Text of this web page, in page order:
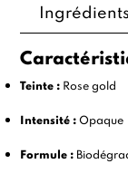
Ingrédients
Teinte : Rose gold
Intensité : Opaque
Formule :